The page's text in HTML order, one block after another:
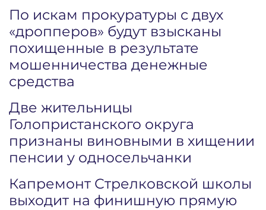
По искам прокуратуры с двух
«дропперов» будут взысканы
похищенные в результате
мошенничества денежные
средства
Две жительницы
Голопристанского округа
признаны виновными в хищении
пенсии у односельчанки
Капремонт Стрелковской школы
выходит на финишную прямую